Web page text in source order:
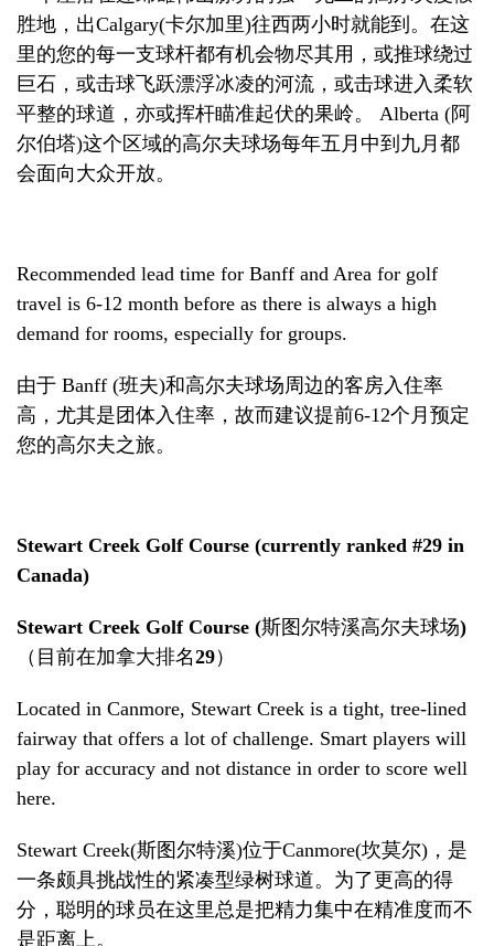
胜地，出Calgary(卡尔加里)往西两小时就能到。在这
里的您的每一支球杆都有机会物尽其用，或推球绕过
巨石，或击球飞跃漂浮冰凌的河流，或击球进入柔软
平整的球道，亦或挥杆瞄准起伏的果岭。
Alberta (阿
尔伯塔)这个区域的高尔夫球场每年五月中到九月都
会面向大众开放。
Recommended lead time for Banff and Area for golf
travel is 6-12 month before as there is always a high
demand for rooms, especially for groups.
由于 Banff (班夫)和高尔夫球场周边的客房入住率
高，尤其是团体入住率，故而建议提前6-12个月预定
您的高尔夫之旅。
Stewart Creek Golf Course (currently ranked #29 in
Canada)
Stewart Creek Golf Course (斯图尔特溪高尔夫球场)
（ 目前在加拿大排名29）
Located in Canmore, Stewart Creek is a tight, tree-lined
fairway that offers a lot of challenge. Smart players will
play for accuracy and not distance in order to score well
here.
Stewart Creek(斯图尔特溪)位于Canmore(坎莫尔) ，是
一条颇具挑战性的紧凑型绿树球道。为了更高的得
分，聪明的球员在这里总是把精力集中在精准度而不
是距离上。